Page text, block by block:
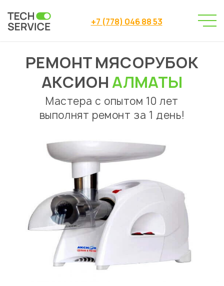
+7 (778) 046 88 53
Сервисный центр → Ремонт мясорубок
Ремонт мясорубок Аксион Алматы
РЕМОНТ МЯСОРУБОК
АКСИОНАЛМАТЫ
Мастера с опытом 10 лет
выполнят ремонт за 1 день!